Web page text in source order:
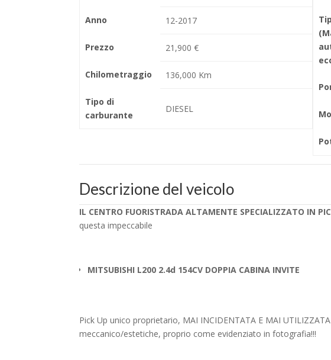
Anno 12-2017
Prezzo 21,900 €
Chilometraggio 136,000 Km
Tipo di
carburante
DIESEL
Descrizione del veicolo
IL CENTRO FUORISTRADA ALTAMENTE SPECIALIZZATO IN
questa impeccabile
MITSUBISHI L200 2.4d 154CV DOPPIA CABINA INVITE
Pick Up unico proprietario, MAI INCIDENTATA E MAI
meccanico/estetiche, proprio come evidenziato in fotografia!!!